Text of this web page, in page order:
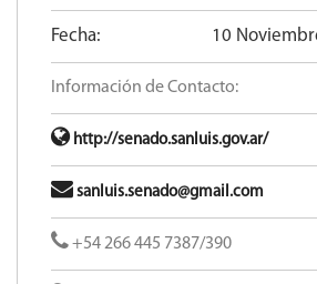
Fecha: 10
Información de Contacto:
http://senado.sanluis.gov.ar/
sanluis.senado@gmail.com
+54 266 445 7387/390